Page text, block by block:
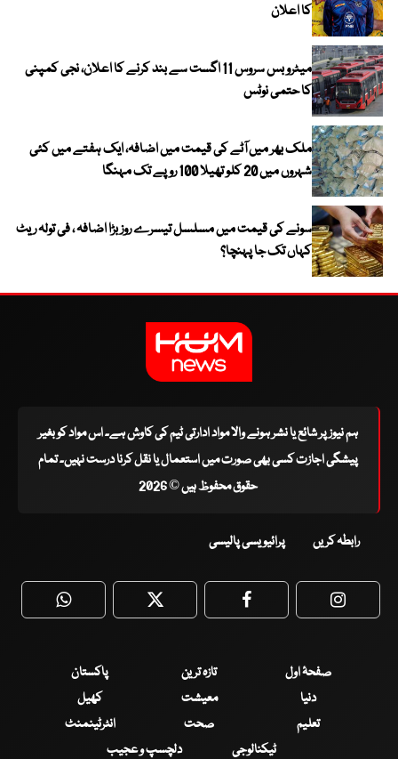
کا اعلان
میٹرو بس سروس 11 اگست سے بند کرنے کا اعلان، نجی کمپنی
کا حتمی نوٹس
ملک بھر میں آٹے کی قیمت میں اضافہ، ایک ہفتے میں کئی
شہروں میں 20 کلو تھیلا 100 روپے تک مہنگا
سونے کی قیمت میں مسلسل تیسرے روز بڑا اضافہ ، فی تولہ ریٹ
کہاں تک جا پہنچا؟
ہم نیوز پر شائع یا نشر ہونے والا مواد ادارتی ٹیم کی کاوش ہے۔ اس مواد کو بغیر
پیشگی اجازت کسی بھی صورت میں استعمال یا نقل کرنا درست نہیں۔ تمام
حقوق محفوظ ہیں © 2026
رابطہ کریں پرائیویسی پالیسی
WhatsApp Twitter Facebook
صفحۂ اول تازہ ترین
پاکستان
دنیا
معیشت
کھیل
تعلیم
صحت
انٹرٹینمنٹ
ٹیکنالوجی
دلچسپ و عجیب